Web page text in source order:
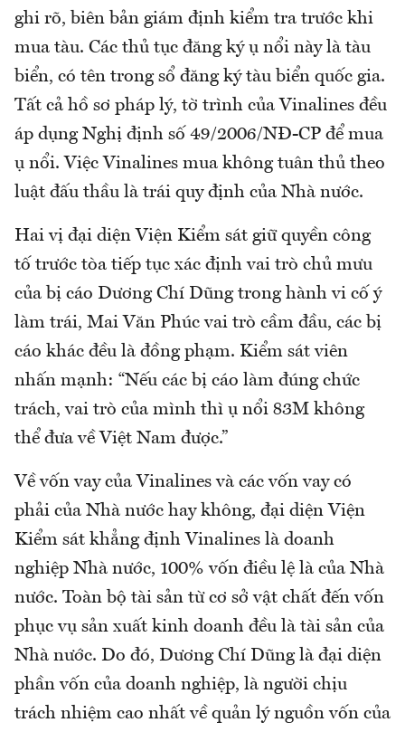
ghi rõ, biên bản giám định kiểm tra trước khi
mua tàu. Các thủ tục đăng ký ụ nổi này là tàu
biển, có tên trong sổ đăng ký tàu biển quốc gia.
Tất cả hồ sơ pháp lý, tờ trình của Vinalines đều
áp dụng Nghị định số 49/2006/NĐ-CP để mua
ụ nổi. Việc Vinalines mua không tuân thủ theo
luật đấu thầu là trái quy định của Nhà nước.
Hai vị đại diện Viện Kiểm sát giữ quyền công
tố trước tòa tiếp tục xác định vai trò chủ mưu
của bị cáo Dương Chí Dũng trong hành vi cố ý
làm trái, Mai Văn Phúc vai trò cầm đầu, các bị
cáo khác đều là đồng phạm. Kiểm sát viên
nhấn mạnh: “Nếu các bị cáo làm đúng chức
trách, vai trò của mình thì ụ nổi 83M không
thể đưa về Việt Nam được.”
Về vốn vay của Vinalines và các vốn vay có
phải của Nhà nước hay không, đại diện Viện
Kiểm sát khẳng định Vinalines là doanh
nghiệp Nhà nước, 100% vốn điều lệ là của Nhà
nước. Toàn bộ tài sản từ cơ sở vật chất đến vốn
phục vụ sản xuất kinh doanh đều là tài sản của
Nhà nước. Do đó, Dương Chí Dũng là đại diện
phần vốn của doanh nghiệp, là người chịu
trách nhiệm cao nhất về quản lý nguồn vốn của